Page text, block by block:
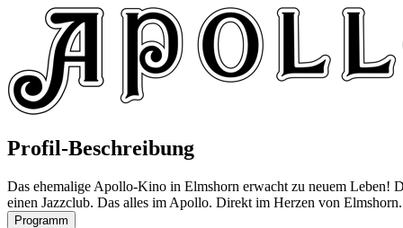
Profil-Beschreibung
Das ehemalige Apollo-Kino in Elmshorn erwacht zu neuem Leben!
einen Jazzclub. Das alles im Apollo. Direkt im Herzen von Elmshorn.
Programm